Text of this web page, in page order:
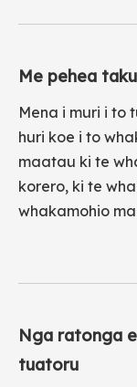
Me pehea
Mena i muri i to
huri koe i to
maatau ki te
korero, ki te
whakamohio
Nga ratonga
tuatoru